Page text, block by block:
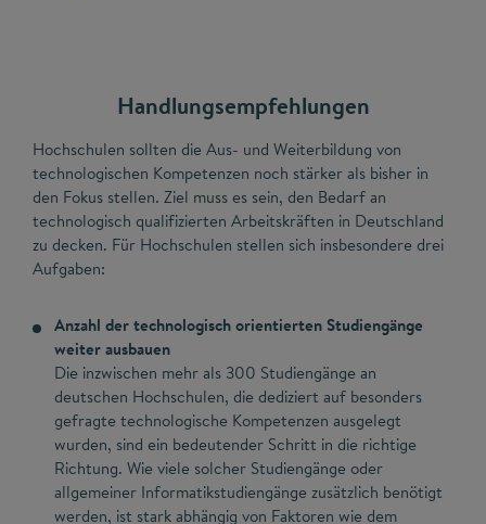
Handlungsempfehlungen
Hochschulen sollten die Aus- und Weiterbildung von
technologischen Kompetenzen noch stärker als bisher in
den Fokus stellen. Ziel muss es sein, den Bedarf an
technologisch qualifizierten Arbeitskräften in Deutschland
zu decken. Für Hochschulen stellen sich insbesondere drei
Aufgaben:
Anzahl der technologisch orientierten Studiengänge
weiter ausbauen
Die inzwischen mehr als 300 Studiengänge an
deutschen Hochschulen, die dediziert auf besonders
gefragte technologische Kompetenzen ausgelegt
wurden, sind ein bedeutender Schritt in die richtige
Richtung. Wie viele solcher Studiengänge oder
allgemeiner Informatikstudiengänge zusätzlich benötigt
werden, ist stark abhängig von Faktoren wie dem